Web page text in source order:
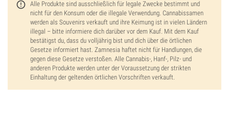
Alle Produkte sind ausschließlich für legale Zwecke bestimmt und
nicht für den Konsum oder die illegale Verwendung. Cannabissamen
werden als Souvenirs verkauft und ihre Keimung ist in vielen Ländern
illegal – bitte informiere dich darüber vor dem Kauf. Mit dem Kauf
bestätigst du, dass du volljährig bist und dich über die örtlichen
Gesetze informiert hast. Zamnesia haftet nicht für Handlungen, die
gegen diese Gesetze verstoßen. Alle Cannabis-, Hanf-, Pilz- und
anderen Produkte werden unter der Voraussetzung der strikten
Einhaltung der geltenden örtlichen Vorschriften verkauft.